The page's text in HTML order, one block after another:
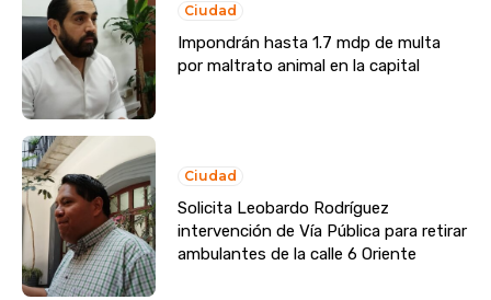
Ciudad
Impondrán hasta 1.7 mdp de multa
por maltrato animal en la capital
Ciudad
Solicita Leobardo Rodríguez
intervención de Vía Pública para retirar
ambulantes de la calle 6 Oriente